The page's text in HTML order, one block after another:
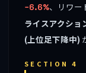
−6.6%、リワー
ライスアクショ
(上位足下降中)
SECTION 4